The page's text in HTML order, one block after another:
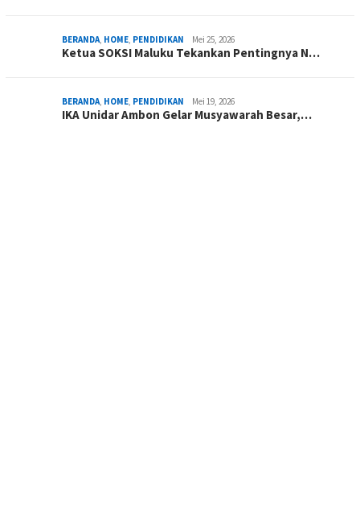
BERANDA, HOME, PENDIDIKAN Mei 25, 2026
Ketua SOKSI Maluku Tekankan Pentingnya N…
BERANDA, HOME, PENDIDIKAN Mei 19, 2026
IKA Unidar Ambon Gelar Musyawarah Besar,…